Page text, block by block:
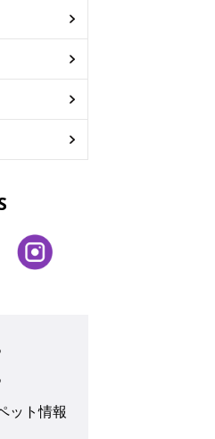
ット情報